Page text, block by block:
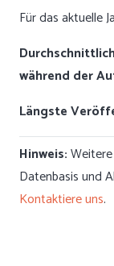
Für das aktuelle
während der
Längste
Hinweis:
Datenbasis und
Kontaktiere uns.